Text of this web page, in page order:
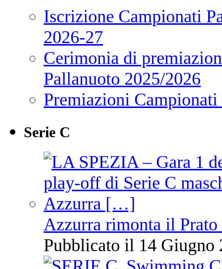
Iscrizione Campionati
2026-27
Cerimonia di
Pallanuoto 2025/2026
Premiazioni
Serie C
Azzurra rimonta il Prato
Pubblicato il 14 Giugno